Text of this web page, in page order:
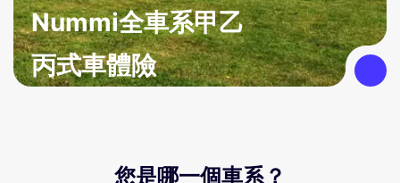
Nummi全車系甲乙
丙式車體險
您是哪一個車系？